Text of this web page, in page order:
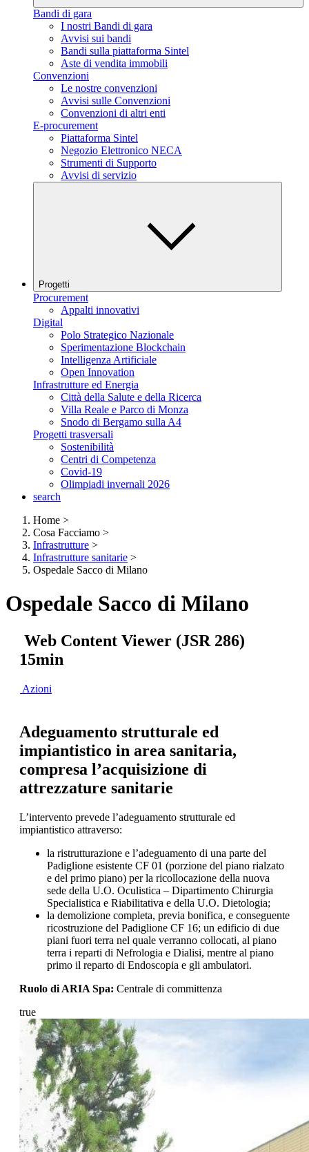
Bandi di gara
I nostri Bandi di gara
Avvisi sui bandi
Bandi sulla piattaforma Sintel
Aste di vendita immobili
Convenzioni
Le nostre convenzioni
Avvisi sulle Convenzioni
Convenzioni di altri enti
E-procurement
Piattaforma Sintel
Negozio Elettronico NECA
Strumenti di Supporto
Avvisi di servizio
Progetti
Procurement
Appalti innovativi
Digital
Polo Strategico Nazionale
Sperimentazione Blockchain
Intelligenza Artificiale
Open Innovation
Infrastrutture ed Energia
Città della Salute e della Ricerca
Villa Reale e Parco di Monza
Snodo di Bergamo sulla A4
Progetti trasversali
Sostenibilità
Centri di Competenza
Covid-19
Olimpiadi invernali 2026
search
Home >
Cosa Facciamo >
Infrastrutture >
Infrastrutture sanitarie >
Ospedale Sacco di Milano
Ospedale Sacco di Milano
Web Content Viewer (JSR 286)
15min
Azioni
Adeguamento strutturale ed
impiantistico in area sanitaria,
compresa l’acquisizione di
attrezzature sanitarie
L’intervento prevede l’adeguamento strutturale ed
impiantistico attraverso:
la ristrutturazione e l’adeguamento di una parte del
Padiglione esistente CF 01 (porzione del piano rialzato
e del primo piano) per la ricollocazione della nuova
sede della U.O. Oculistica – Dipartimento Chirurgia
Specialistica e Riabilitativa e della U.O. Dietologia;
la demolizione completa, previa bonifica, e conseguente
ricostruzione del Padiglione CF 16; un edificio di due
piani fuori terra nel quale verranno collocati, al piano
terra i reparti di Nefrologia e Dialisi, mentre al piano
primo il reparto di Endoscopia e gli ambulatori.
Ruolo di ARIA Spa: Centrale di committenza
true